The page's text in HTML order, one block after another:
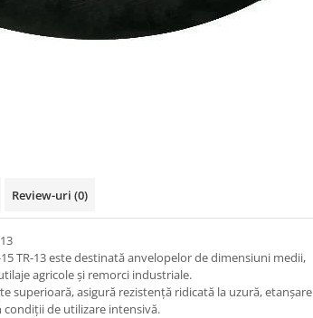
Review-uri (0)
TR-13 este destinată anvelopelor de dimensiuni medii,
agricole și remorci industriale.
superioară, asigură rezistență ridicată la uzură, etanșare
de utilizare intensivă.